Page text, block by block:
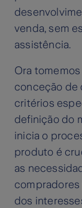
venda, sem
assistência.
Ora
conceção de
critérios
definição do
inicia o
produto é
as
compradores
dos